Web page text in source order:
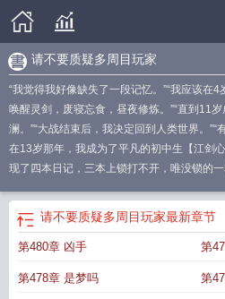
请不要质疑多周目玩家
“我觉得我好像缺失了一段记忆。”“我应该在
唤醒灵剑，废寝忘食，昼夜修炼。”“直到11
澜。”“大战结束后，我决定回到人类世界。”“
在13岁那年，我成为了平凡的初中生【江剑
现了四本日记，三本上锁打不开，唯没锁的
她被困在尸海中，危难之时下意识的喊了一
里霜寒。*#青春期的我好中二。#卧槽，这不
是，我为什么有四个版本的童年啊
统末世文，cp未定，可能没有。】
请别质疑
请不要质疑多周目玩家最新章节
第480章 凶手 第
第478章 是梦吗 第